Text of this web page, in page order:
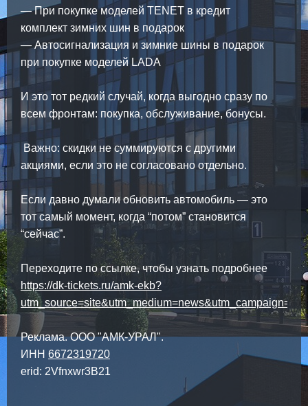
— При покупке моделей TENET в кредит
комплект зимних шин в подарок
— Автосигнализация и зимние шины в подарок
при покупке моделей LADA
И это тот редкий случай, когда выгодно сразу по
всем фронтам: покупка, обслуживание, бонусы.
Важно: скидки не суммируются с другими
акциями, если это не согласовано отдельно.
Если давно думали обновить автомобиль — это
тот самый момент, когда “потом” становится
“сейчас”.
Переходите по ссылке, чтобы узнать подробнее
https://dk-tickets.ru/amk-ekb?
Реклама. ООО "АМК-УРАЛ".
ИНН 6672319720
erid: 2Vfnxwr3B21